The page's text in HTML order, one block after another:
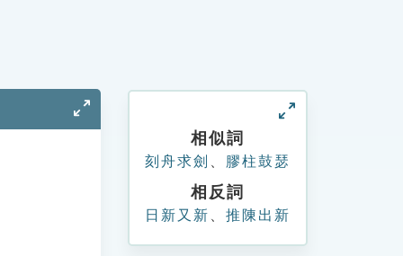
相似詞
刻舟求劍 膠柱鼓瑟
相反詞
日新又新 推陳出新